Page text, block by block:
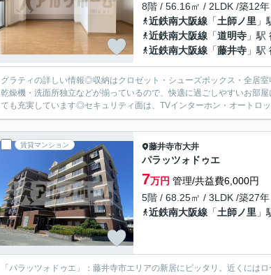
8階 / 56.16㎡ / 2LDK /築12
近鉄南大阪線 「土師ノ里 」
近鉄南大阪線 「道明寺 」駅
近鉄南大阪線 「藤井寺 」駅
グラティの詳しい情報◎収納はクロゼット・シューズボックス・全居
乾燥機・洗面所独立などが揃っているので、快適に過ごしやすいお部
ても充実しています◎セキュリティ面は、TVインターホン・オートロ
賃貸マンション 藤井寺市大井
パラッツォドゥエ
7万円 管理/共益費6,000円
5階 / 68.25㎡ / 3LDK /築27
近鉄南大阪線 「土師ノ里 」
「パラッツォドゥエ」：藤井寺市エリアの新居にピッタリ。近くに